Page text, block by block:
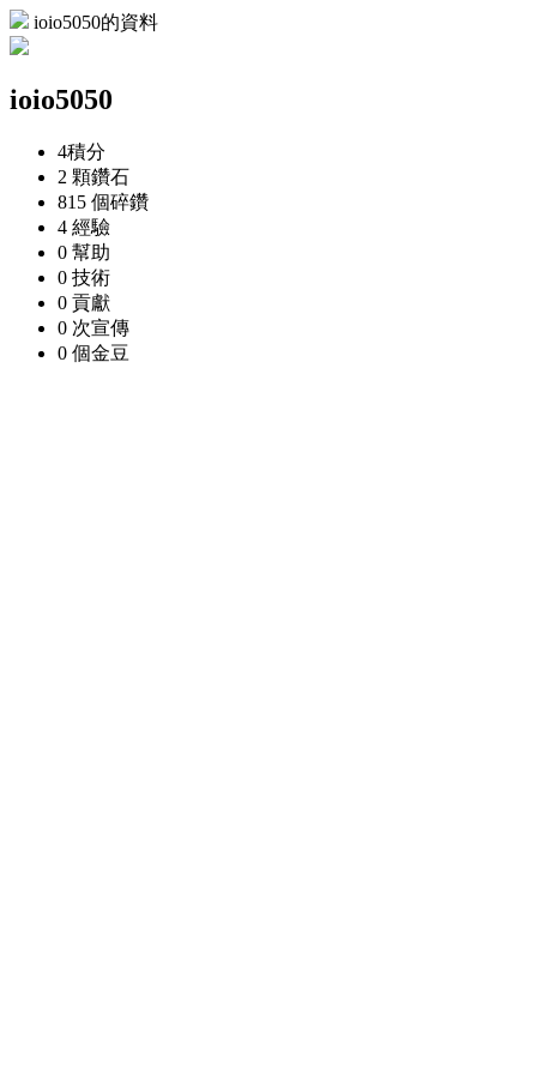
ioio5050的資料
ioio5050
4積分
2 顆鑽石
815 個碎鑽
4 經驗
0 幫助
0 技術
0 貢獻
0 次宣傳
0 個金豆